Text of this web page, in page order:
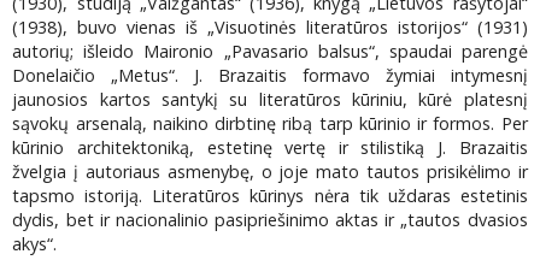
(1938), buvo vienas iš „Visuotinės literatūros istorijos“ (1931)
autorių; išleido Maironio „Pavasario balsus“, spaudai parengė
Donelaičio „Metus“. J. Brazaitis formavo žymiai intymesnį
jaunosios kartos santykį su literatūros kūriniu, kūrė platesnį
sąvokų arsenalą, naikino dirbtinę ribą tarp kūrinio ir formos. Per
kūrinio architektoniką, estetinę vertę ir stilistiką J. Brazaitis
žvelgia į autoriaus asmenybę, o joje mato tautos prisikėlimo ir
tapsmo istoriją. Literatūros kūrinys nėra tik uždaras estetinis
dydis, bet ir nacionalinio pasipriešinimo aktas ir „tautos dvasios
akys“.